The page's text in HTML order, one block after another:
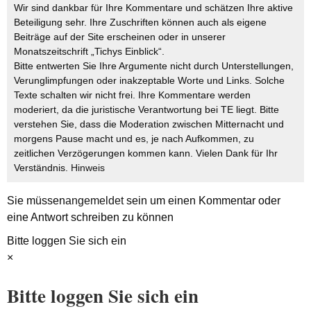
Wir sind dankbar für Ihre Kommentare und schätzen Ihre aktive
Beteiligung sehr. Ihre Zuschriften können auch als eigene
Beiträge auf der Site erscheinen oder in unserer
Monatszeitschrift „Tichys Einblick“.
Bitte entwerten Sie Ihre Argumente nicht durch Unterstellungen,
Verunglimpfungen oder inakzeptable Worte und Links. Solche
Texte schalten wir nicht frei. Ihre Kommentare werden
moderiert, da die juristische Verantwortung bei TE liegt. Bitte
verstehen Sie, dass die Moderation zwischen Mitternacht und
morgens Pause macht und es, je nach Aufkommen, zu
zeitlichen Verzögerungen kommen kann. Vielen Dank für Ihr
Verständnis. Hinweis
Sie müssenangemeldetsein um einen Kommentar oder
eine Antwort schreiben zu können
Bitte loggen Sie sich ein
×
Bitte loggen Sie sich ein